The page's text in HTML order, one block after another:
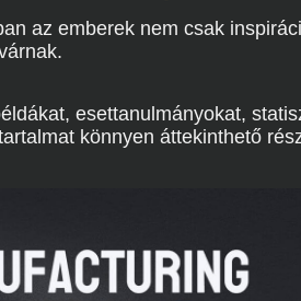
az emberek nem csak
esettanulmányokat,
könnyen áttekinthető